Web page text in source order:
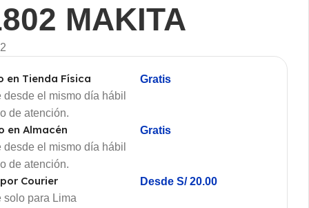
MAKITA
en Tienda Física
desde el mismo día hábil
de atención.
Gratis
en Almacén
desde el mismo día hábil
de atención.
Gratis
Courier
solo para Lima
Desde S/ 20.00